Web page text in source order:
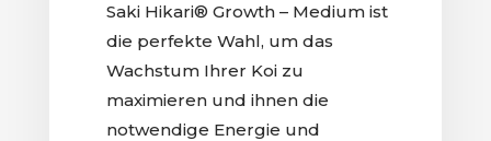
Saki Hikari® Growth – Medium ist
die perfekte Wahl, um das
Wachstum Ihrer Koi zu
maximieren und ihnen die
notwendige Energie und